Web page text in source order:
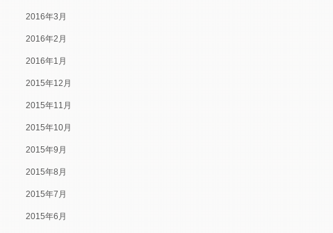
2016年3月
2016年2月
2016年1月
2015年12月
2015年11月
2015年10月
2015年9月
2015年8月
2015年7月
2015年6月